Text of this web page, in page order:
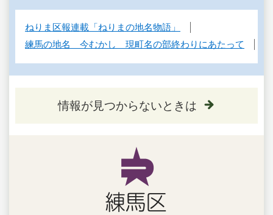
ねりま区報連載「ねりまの地名物語」
練馬の地名 今むかし 現町名の部終わりにあたって
情報が見つからないときは